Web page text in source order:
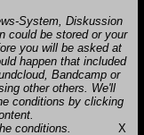
System, Diskussion
could be stored or your
you will be asked at
happen that included
Bandcamp or
other others. We'll
conditions by clicking
conditions.
X